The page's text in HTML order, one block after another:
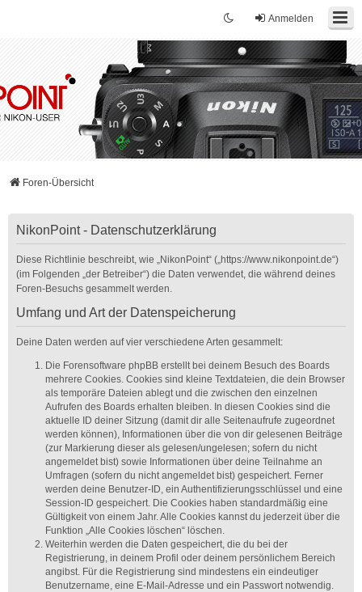
Anmelden
Foren-Übersicht
NikonPoint - Datenschutzerklärung
Diese Richtlinie beschreibt, wie „NikonPoint“ („https://www.nikonpoint.de“)
(im Folgenden „der Betreiber“) die Daten verwendet, die während deines
Foren-Besuchs gesammelt werden.
Umfang und Art der Datenspeicherung
Deine Daten werden auf vier verschiedene Arten gesammelt:
Die Forensoftware phpBB erstellt bei deinem Besuch des Boards
mehrere Cookies. Cookies sind kleine Textdateien, die dein Browser
als temporäre Dateien ablegt und die zwischen den einzelnen
Aufrufen des Boards erhalten bleiben. In diesen Cookies sind die
aktuelle ID deiner Sitzung (damit dir alle Seitenaufrufe zugeordnet
werden können), Informationen über die von dir gelesenen Beiträge
(zur Markierung dieser als gelesen/ungelesen; sofern du nicht
angemeldet bist) sowie Informationen über deine Teilnahme an
Umfragen (sofern du nicht angemeldet bist) gespeichert. Ferner
werden deine Benutzer-ID, ein Authentifizierungsschlüssel und eine
Session-ID gespeichert. Die Cookies haben standardmäßig eine
Gültigkeit von einem Jahr. Alle Cookies kannst du jederzeit über die
Funktion „Alle Cookies löschen“ löschen.
Weiterhin werden die Daten gespeichert, die du bei der
Registrierung, in deinem Profil oder deinem persönlichem Bereich
angibst. Für die Registrierung sind mindestens ein eindeutiger
Benutzername, eine E-Mail-Adresse und ein Passwort notwendig.